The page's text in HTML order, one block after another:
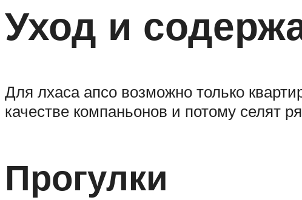
Уход и
Для лхаса апсо возможно только
качестве компаньонов и потому селят
Прогулки